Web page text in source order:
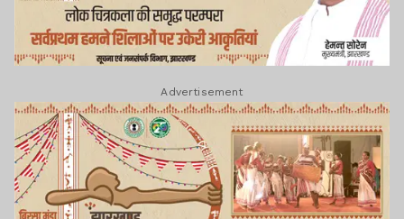
Advertisement